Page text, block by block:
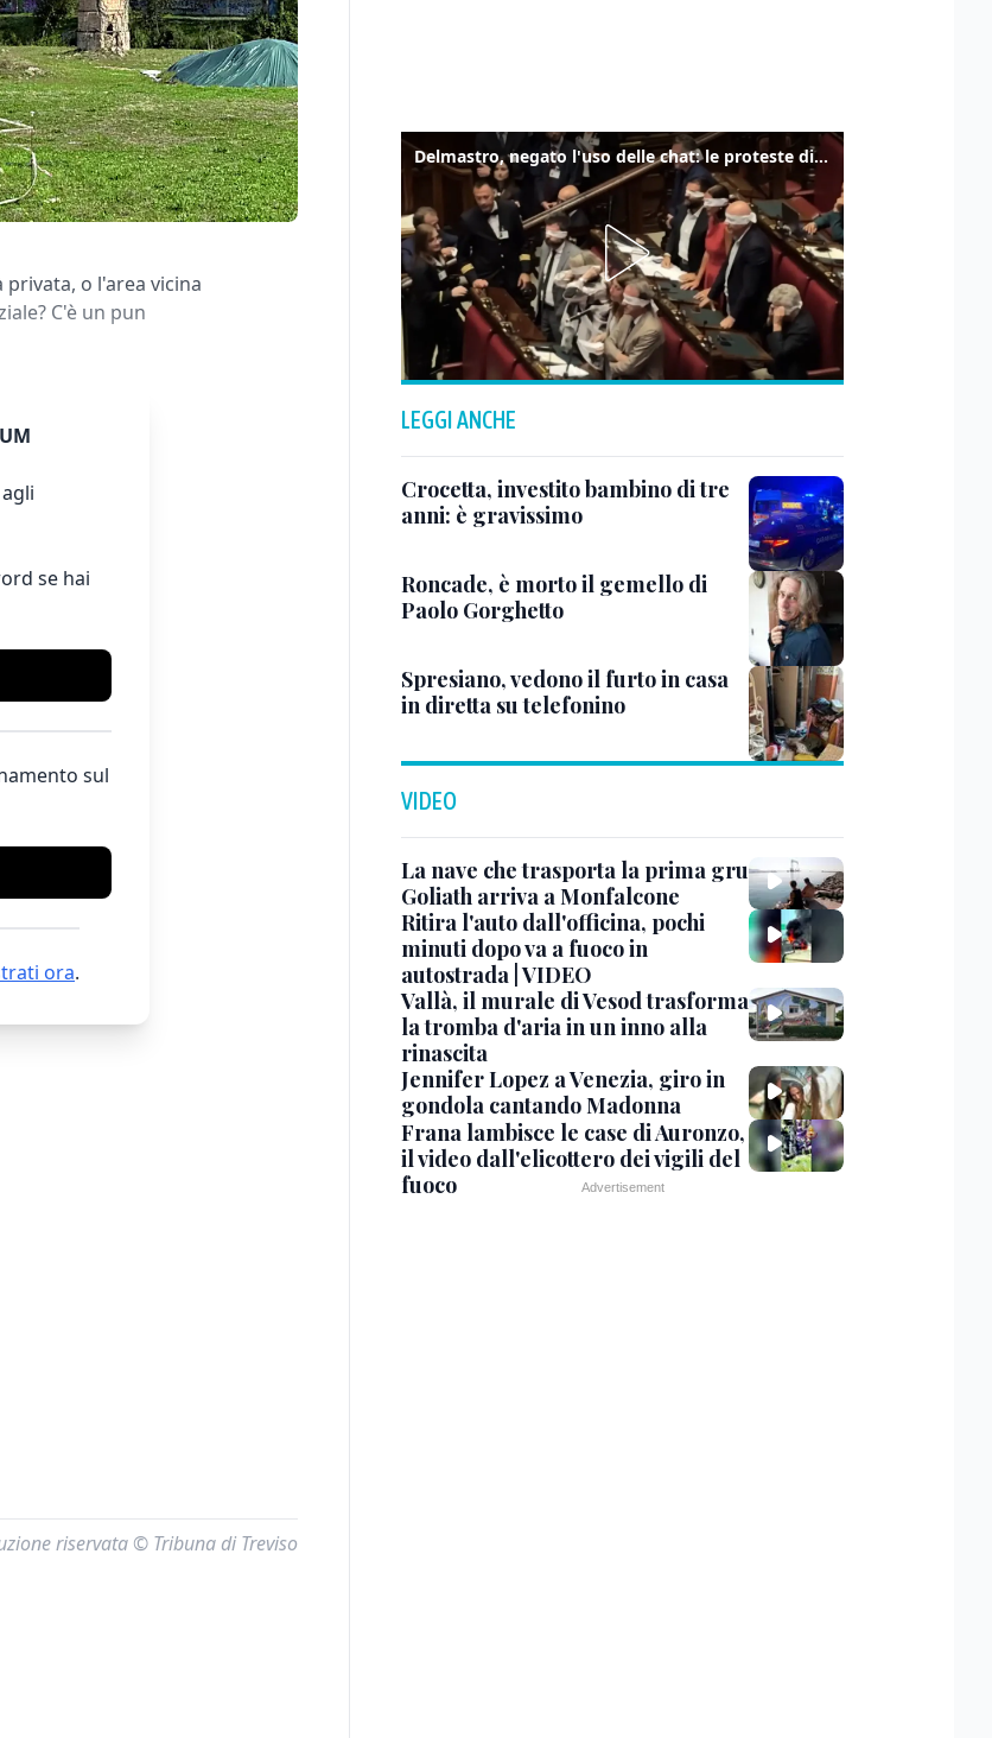
o l'area vicina
C'è un pun
se hai
sul
ora.
riservata © Tribuna di Treviso
Delmastro, negato l'uso delle chat: le proteste di Avs e M5s
LEGGI ANCHE
Crocetta, investito bambino di tre
anni: è gravissimo
Roncade, è morto il gemello di
Paolo Gorghetto
Spresiano, vedono il furto in casa
in diretta su telefonino
VIDEO
La nave che trasporta la prima gru
Goliath arriva a Monfalcone
Ritira l'auto dall'officina, pochi
minuti dopo va a fuoco in
autostrada | VIDEO
Vallà, il murale di Vesod trasforma
la tromba d'aria in un inno alla
rinascita
Jennifer Lopez a Venezia, giro in
gondola cantando Madonna
Frana lambisce le case di Auronzo,
il video dall'elicottero dei vigili del
fuoco